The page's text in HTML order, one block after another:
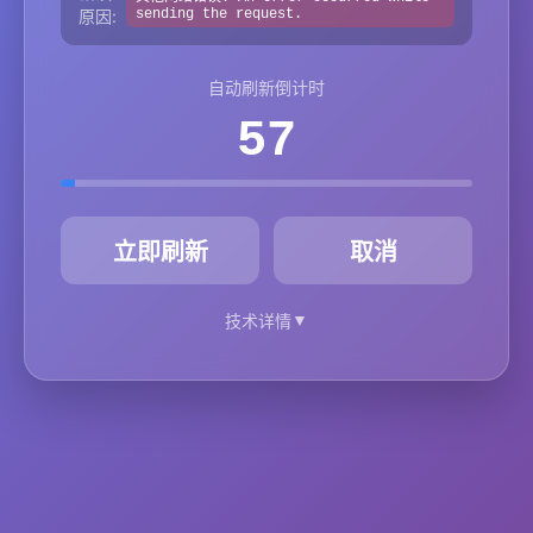
原因:
sending the request.
自动刷新倒计时
57
立即刷新 取消
技术详情▼